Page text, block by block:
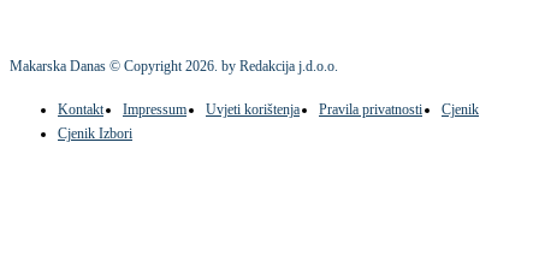
Makarska Danas © Copyright2026. by Redakcija j.d.o.o.
Kontakt Impressum Uvjeti korištenja Pravila privatnosti
Cjenik
Cjenik Izbori